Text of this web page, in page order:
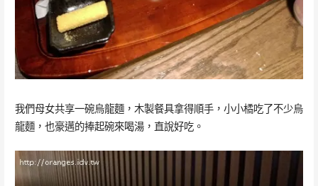
我們母女共享一碗烏龍麵，木製餐具拿得順手，小小橘吃了不少烏
龍麵，也豪邁的捧起碗來喝湯，直說好吃。